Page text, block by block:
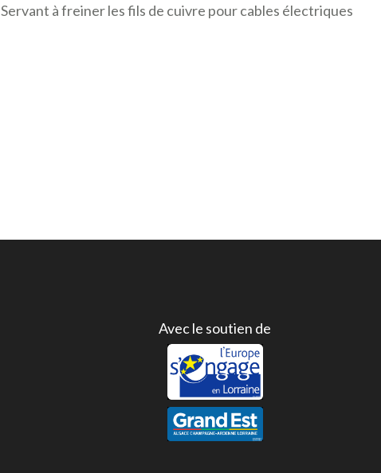
Servant à freiner les fils de cuivre pour cables électriques
Avec le soutien de